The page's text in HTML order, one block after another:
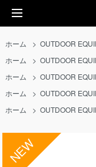
ホーム >OUTDOOR
ホーム
>OUTDOOR
ホーム
>OUTDOOR
ホーム
>OUTDOOR
ホーム
>OUTDOOR
NEW